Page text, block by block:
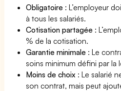
Obligatoire : L’employeur
à tous les salariés.
Cotisation partagée :
% de la cotisation.
Garantie minimale : Le
soins minimum défini par la
Moins de choix : Le salarié
son contrat, mais peut